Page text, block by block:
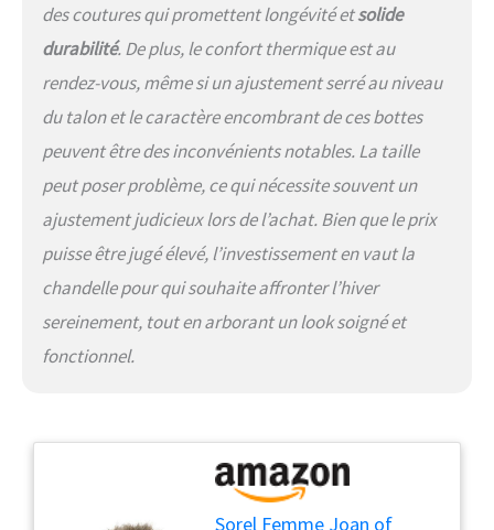
des coutures qui promettent longévité etsolide
durabilité. De plus, le confort thermique est au
rendez-vous, même si un ajustement serré au niveau
du talon et le caractère encombrant de ces bottes
peuvent être des inconvénients notables. La taille
peut poser problème, ce qui nécessite souvent un
ajustement judicieux lors de l’achat. Bien que le prix
puisse être jugé élevé, l’investissement en vaut la
chandelle pour qui souhaite affronter l’hiver
sereinement, tout en arborant un look soigné et
fonctionnel.
Sorel Femme Joan of